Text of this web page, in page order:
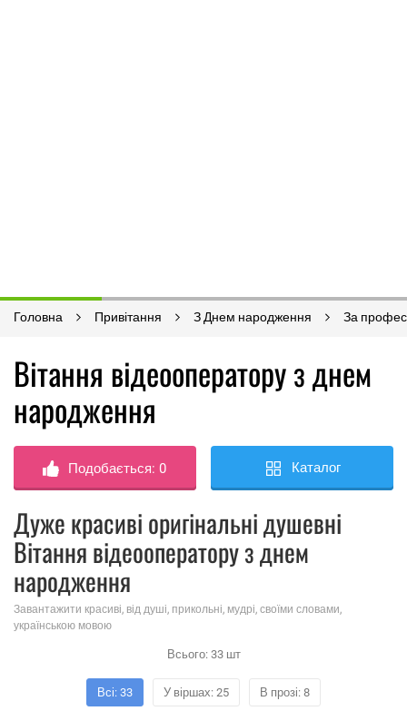
Головна Привітання З Днем народження За
Вітання відеооператору з днем ​​
народження
Подобається:0 Каталог
Дуже красиві оригінальні душевні
Вітання відеооператору з днем ​​
народження
Завантажити красиві, від душі, прикольні, мудрі, своїми словами,
українською мовою
Всього: 33шт
Всі: 33 У віршах: 25 В прозі: 8